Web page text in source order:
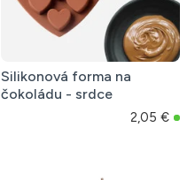
Silikonová forma na
čokoládu - srdce
2,05 €